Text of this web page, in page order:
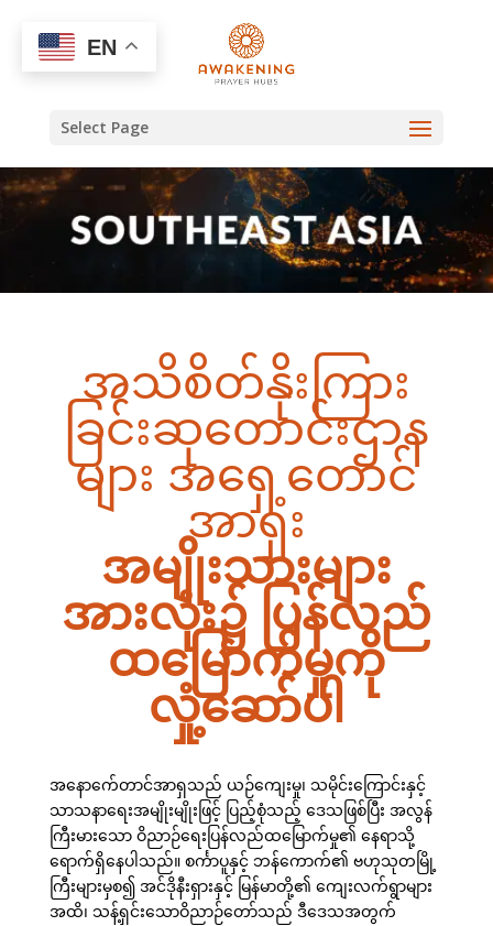
Select Page
အသိစိတ်နိုးကြား
ခြင်းဆုတောင်းဌာန
များ အရှေ့တောင်
အာရှး
အမျိုးသားများ
အားလုံး၌ ပြန်လည်
ထမြောက်မှုကို
လှုံ့ဆော်ပါ
အနောက်ေတာင်အာရှသည် ယဉ်ကျေးမှု၊ သမိုင်းကြောင်းနှင့်
သာသနာရေးအမျိုးမျိုးဖြင့် ပြည့်စုံသည့် ဒေသဖြစ်ပြီး အလွန်
ကြီးမားသော ဝိညာဉ်ရေးပြန်လည်ထမြောက်မှု၏ နေရာသို့
ရောက်ရှိနေပါသည်။ စင်္ကာပူနှင့် ဘန်ကောက်၏ ဗဟုသုတမြို့
ကြီးများမှစ၍ အင်ဒိုနီးရှားနှင့် မြန်မာတို့၏ ကျေးလက်ရွာများ
အထိ၊ သန့်ရှင်းသောဝိညာဉ်တော်သည် ဒီဒေသအတွက်
EN